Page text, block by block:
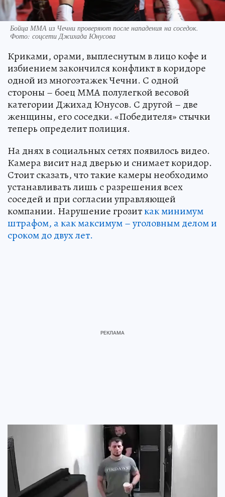
Бойца ММА из Чечни проверяют после нападения на соседок.
Фото: соцсети Джихада Юнусова
Криками, орами, выплеснутым в лицо кофе и
избиением закончился конфликт в коридоре
одной из многоэтажек Чечни. С одной
стороны – боец ММА полулегкой весовой
категории Джихад Юнусов. С другой – две
женщины, его соседки. «Победителя» стычки
теперь определит полиция.
На днях в социальных сетях появилось видео.
Камера висит над дверью и снимает коридор.
Стоит сказать, что такие камеры необходимо
устанавливать лишь с разрешения всех
соседей и при согласии управляющей
компании. Нарушение грозиткак минимум
штрафом, а как максимум – уголовным делом и
сроком до двух лет.